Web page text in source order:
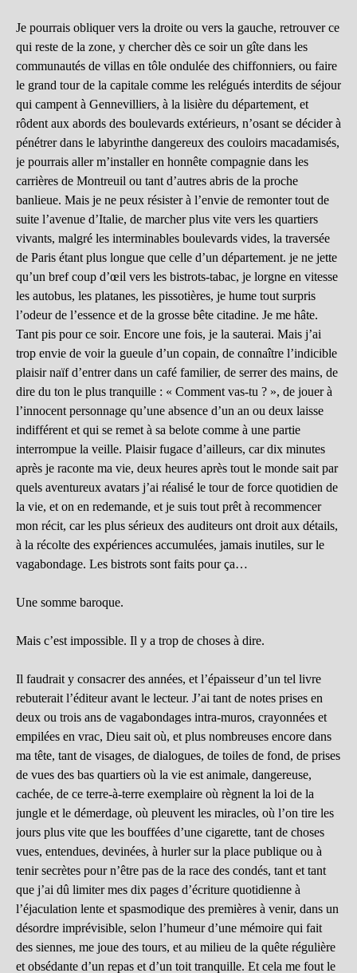
Je pourrais obliquer vers la droite ou vers la gauche, retrouver ce
qui reste de la zone, y chercher dès ce soir un gîte dans les
communautés de villas en tôle ondulée des chiffonniers, ou faire
le grand tour de la capitale comme les relégués interdits de séjour
qui campent à Gennevilliers, à la lisière du département, et
rôdent aux abords des boulevards extérieurs, n’osant se décider à
pénétrer dans le labyrinthe dangereux des couloirs macadamisés,
je pourrais aller m’installer en honnête compagnie dans les
carrières de Montreuil ou tant d’autres abris de la proche
banlieue. Mais je ne peux résister à l’envie de remonter tout de
suite l’avenue d’Italie, de marcher plus vite vers les quartiers
vivants, malgré les interminables boulevards vides, la traversée
de Paris étant plus longue que celle d’un département. je ne jette
qu’un bref coup d’œil vers les bistrots-tabac, je lorgne en vitesse
les autobus, les platanes, les pissotières, je hume tout surpris
l’odeur de l’essence et de la grosse bête citadine. Je me hâte.
Tant pis pour ce soir. Encore une fois, je la sauterai. Mais j’ai
trop envie de voir la gueule d’un copain, de connaître l’indicible
plaisir naïf d’entrer dans un café familier, de serrer des mains, de
dire du ton le plus tranquille : « Comment vas-tu ? », de jouer à
l’innocent personnage qu’une absence d’un an ou deux laisse
indifférent et qui se remet à sa belote comme à une partie
interrompue la veille. Plaisir fugace d’ailleurs, car dix minutes
après je raconte ma vie, deux heures après tout le monde sait par
quels aventureux avatars j’ai réalisé le tour de force quotidien de
la vie, et on en redemande, et je suis tout prêt à recommencer
mon récit, car les plus sérieux des auditeurs ont droit aux détails,
à la récolte des expériences accumulées, jamais inutiles, sur le
vagabondage. Les bistrots sont faits pour ça…
Une somme baroque.
Mais c’est impossible. Il y a trop de choses à dire.
Il faudrait y consacrer des années, et l’épaisseur d’un tel livre
rebuterait l’éditeur avant le lecteur. J’ai tant de notes prises en
deux ou trois ans de vagabondages intra-muros, crayonnées et
empilées en vrac, Dieu sait où, et plus nombreuses encore dans
ma tête, tant de visages, de dialogues, de toiles de fond, de prises
de vues des bas quartiers où la vie est animale, dangereuse,
cachée, de ce terre-à-terre exemplaire où règnent la loi de la
jungle et le démerdage, où pleuvent les miracles, où l’on tire les
jours plus vite que les bouffées d’une cigarette, tant de choses
vues, entendues, devinées, à hurler sur la place publique ou à
tenir secrètes pour n’être pas de la race des condés, tant et tant
que j’ai dû limiter mes dix pages d’écriture quotidienne à
l’éjaculation lente et spasmodique des premières à venir, dans un
désordre imprévisible, selon l’humeur d’une mémoire qui fait
des siennes, me joue des tours, et au milieu de la quête régulière
et obsédante d’un repas et d’un toit tranquille. Et cela me fout le